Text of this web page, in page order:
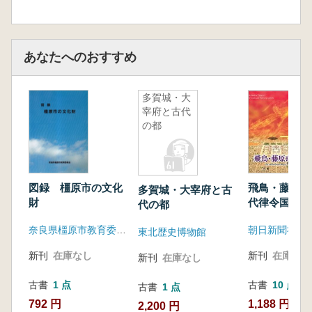
あなたへのおすすめ
図録 橿原市の文化
財
新刊 在庫なし
古書 1 点
792 円
多賀城・大
宰府と古代
の都
多賀城・大宰府と古
代の都
東北歴史博物館
新刊 在庫なし
古書 1 点
2,200 円
飛鳥・藤原
代律令国家
朝日新聞社
新刊 在庫なし
古書 10 点
1,188 円~